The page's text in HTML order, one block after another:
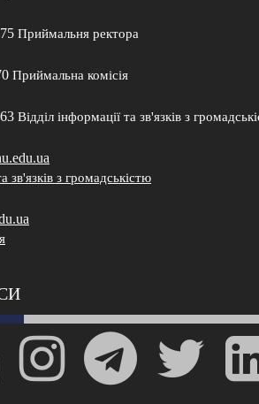
Приймальня ректора
Приймальна комісія
Відділ інформації та зв'язків з
зв'язків з громадськістю